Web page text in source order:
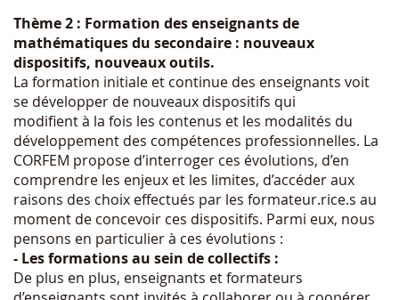
Thème 2 : Formation des enseignants de
mathématiques du secondaire : nouveaux
dispositifs, nouveaux outils.
La formation initiale et continue des enseignants voit
se développer de nouveaux dispositifs qui
modifient à la fois les contenus et les modalités du
développement des compétences professionnelles. La
CORFEM propose d’interroger ces évolutions, d’en
comprendre les enjeux et les limites, d’accéder aux
raisons des choix effectués par les formateur.rice.s au
moment de concevoir ces dispositifs. Parmi eux, nous
pensons en particulier à ces évolutions :
- Les formations au sein de collectifs :
De plus en plus, enseignants et formateurs